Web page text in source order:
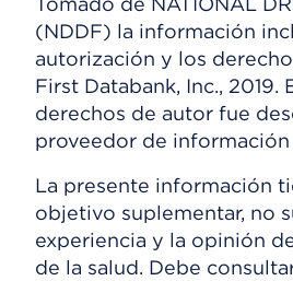
(NDDF) la información
autorización y los
First Databank, Inc., 2019.
derechos de autor fue
proveedor de
La presente información
objetivo suplementar, no
experiencia y la opinión
de la salud. Debe